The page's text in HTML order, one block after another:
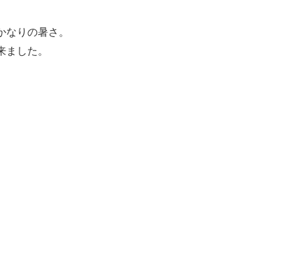
りの暑さ。
した。